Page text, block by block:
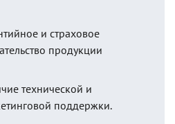
и страховое
продукции
технической и
поддержки.